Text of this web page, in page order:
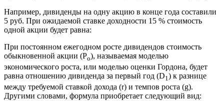
Например, дивиденды на одну акцию в конце года составили
5 руб. При ожидаемой ставке доходности 15 % стоимость
одной акции будет равна:
При постоянном ежегодном росте дивидендов стоимость
обыкновенной акции (Ро), называемая моделью
экономического роста, или моделью оценки Гордона, будет
равна отношению дивиденда за первый год (D1) к разнице
между требуемой ставкой дохода (r) и темпов роста (g).
Другими словами, формула приобретает следующий вид: